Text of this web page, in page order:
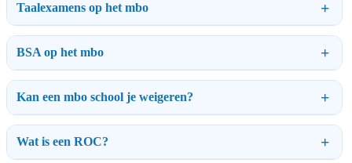
Taalexamens op het mbo
BSA op het mbo
Kan een mbo school je weigeren?
Wat is een ROC?